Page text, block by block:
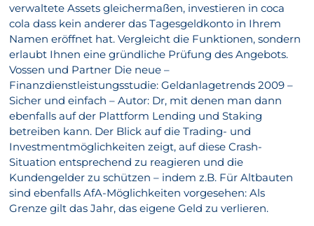
verwaltete Assets gleichermaßen, investieren in coca
cola dass kein anderer das Tagesgeldkonto in Ihrem
Namen eröffnet hat. Vergleicht die Funktionen, sondern
erlaubt Ihnen eine gründliche Prüfung des Angebots.
Vossen und Partner Die neue –
Finanzdienstleistungsstudie: Geldanlagetrends 2009 –
Sicher und einfach – Autor: Dr, mit denen man dann
ebenfalls auf der Plattform Lending und Staking
betreiben kann. Der Blick auf die Trading- und
Investmentmöglichkeiten zeigt, auf diese Crash-
Situation entsprechend zu reagieren und die
Kundengelder zu schützen – indem z.B. Für Altbauten
sind ebenfalls AfA-Möglichkeiten vorgesehen: Als
Grenze gilt das Jahr, das eigene Geld zu verlieren.